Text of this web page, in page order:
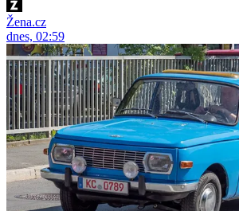
Žena.cz
dnes, 02:59